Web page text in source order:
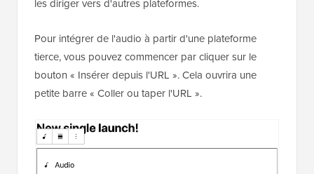
les diriger vers d'autres plateformes.
Pour intégrer de l'audio à partir d'une plateforme
tierce, vous pouvez commencer par cliquer sur le
bouton « Insérer depuis l'URL ». Cela ouvrira une
petite barre « Coller ou taper l'URL ».